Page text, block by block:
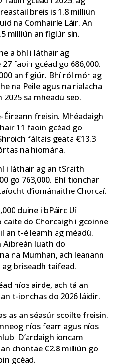
breis is 1.8 milliún
na Comhairle Láir. An
milliún an figiúr sin.
a bhí i láthair ag
faoin gcéad go 686,000.
an figiúr. Bhí ról mór ag
na Peile agus na rialacha
sa mhéadú seo.
Éireann freisin. Mhéadaigh
11 faoin gcéad go
fáltais geata €13.3
na hiomána.
i láthair ag an tSraith
go 763,000. Bhí tionchar
d’iománaithe Chorcaí.
duine i bPáirc Uí
caite do Chorcaigh i gcoinne
an t-éileamh ag méadú.
Aibreán luath do
na Mumhan, ach leanann
briseadh taifead.
níos airde, ach tá an
t-ionchas do 2026 láidir.
as an séasúr scoilte freisin.
níos fearr agus níos
D’ardaigh ioncam
chontae €2.8 milliún go
gcéad.